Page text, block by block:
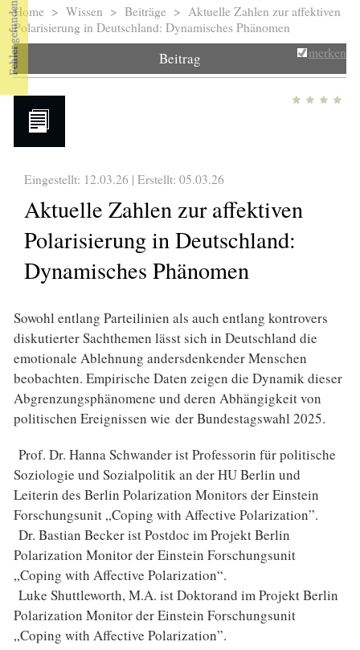
Sie sind hier
Home > Wissen > Beiträge > Aktuelle Zahlen zur affektiven
Polarisierung in Deutschland: Dynamisches Phänomen
Beitrag merken
Eingestellt: 12.03.26 | Erstellt: 05.03.26
Aktuelle Zahlen zur affektiven
Polarisierung in Deutschland:
Dynamisches Phänomen
Sowohl entlang Parteilinien als auch entlang kontrovers
diskutierter Sachthemen lässt sich in Deutschland die
emotionale Ablehnung andersdenkender Menschen
beobachten. Empirische Daten zeigen die Dynamik dieser
Abgrenzungsphänomene und deren Abhängigkeit von
politischen Ereignissen wie der Bundestagswahl 2025.
Prof. Dr. Hanna Schwander ist Professorin für politische
Soziologie und Sozialpolitik an der HU Berlin und
Leiterin des Berlin Polarization Monitors der Einstein
Forschungsunit „Coping with Affective Polarization”.
Dr. Bastian Becker ist Postdoc im Projekt Berlin
Polarization Monitor der Einstein Forschungsunit
„Coping with Affective Polarization“.
Luke Shuttleworth, M.A. ist Doktorand im Projekt Berlin
Polarization Monitor der Einstein Forschungsunit
„Coping with Affective Polarization”.